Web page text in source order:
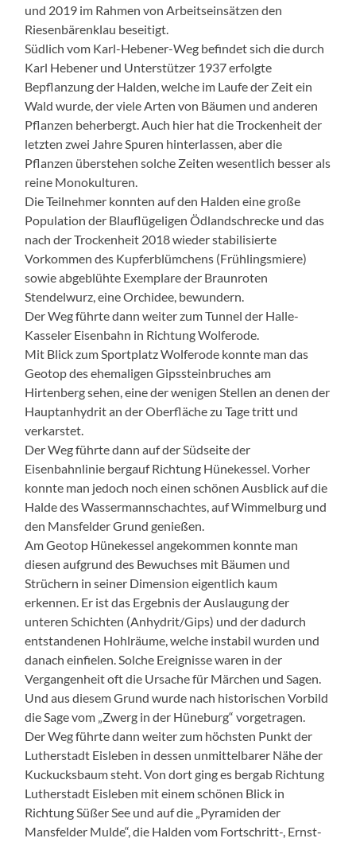
und 2019 im Rahmen von Arbeitseinsätzen den
Riesenbärenklau beseitigt.
Südlich vom Karl-Hebener-Weg befindet sich die durch
Karl Hebener und Unterstützer 1937 erfolgte
Bepflanzung der Halden, welche im Laufe der Zeit ein
Wald wurde, der viele Arten von Bäumen und anderen
Pflanzen beherbergt. Auch hier hat die Trockenheit der
letzten zwei Jahre Spuren hinterlassen, aber die
Pflanzen überstehen solche Zeiten wesentlich besser als
reine Monokulturen.
Die Teilnehmer konnten auf den Halden eine große
Population der Blauflügeligen Ödlandschrecke und das
nach der Trockenheit 2018 wieder stabilisierte
Vorkommen des Kupferblümchens (Frühlingsmiere)
sowie abgeblühte Exemplare der Braunroten
Stendelwurz, eine Orchidee, bewundern.
Der Weg führte dann weiter zum Tunnel der Halle-
Kasseler Eisenbahn in Richtung Wolferode.
Mit Blick zum Sportplatz Wolferode konnte man das
Geotop des ehemaligen Gipssteinbruches am
Hirtenberg sehen, eine der wenigen Stellen an denen der
Hauptanhydrit an der Oberfläche zu Tage tritt und
verkarstet.
Der Weg führte dann auf der Südseite der
Eisenbahnlinie bergauf Richtung Hünekessel. Vorher
konnte man jedoch noch einen schönen Ausblick auf die
Halde des Wassermannschachtes, auf Wimmelburg und
den Mansfelder Grund genießen.
Am Geotop Hünekessel angekommen konnte man
diesen aufgrund des Bewuchses mit Bäumen und
Strüchern in seiner Dimension eigentlich kaum
erkennen. Er ist das Ergebnis der Auslaugung der
unteren Schichten (Anhydrit/Gips) und der dadurch
entstandenen Hohlräume, welche instabil wurden und
danach einfielen. Solche Ereignisse waren in der
Vergangenheit oft die Ursache für Märchen und Sagen.
Und aus diesem Grund wurde nach historischen Vorbild
die Sage vom „Zwerg in der Hüneburg“ vorgetragen.
Der Weg führte dann weiter zum höchsten Punkt der
Lutherstadt Eisleben in dessen unmittelbarer Nähe der
Kuckucksbaum steht. Von dort ging es bergab Richtung
Lutherstadt Eisleben mit einem schönen Blick in
Richtung Süßer See und auf die „Pyramiden der
Mansfelder Mulde“, die Halden vom Fortschritt-, Ernst-